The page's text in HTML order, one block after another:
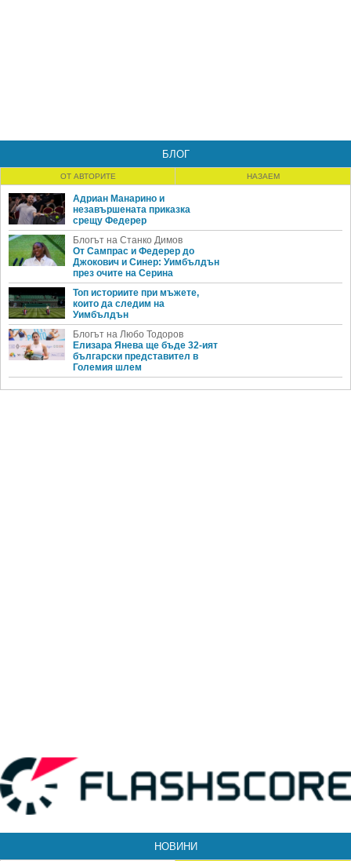
БЛОГ
ОТ АВТОРИТЕ НАЗАЕМ
Адриан Манарино и
незавършената приказка
срещу Федерер
Блогът на Станко Димов
От Сампрас и Федерер до
Джокович и Синер: Уимбълдън
през очите на Серина
Топ историите при мъжете,
които да следим на
Уимбълдън
Блогът на Любо Тодоров
Елизара Янева ще бъде 32-ият
български представител в
Големия шлем
НОВИНИ